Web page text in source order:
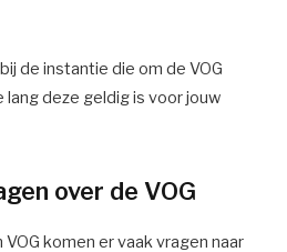
de instantie die om de VOG
deze geldig is voor jouw
over de VOG
komen er vaak vragen naar